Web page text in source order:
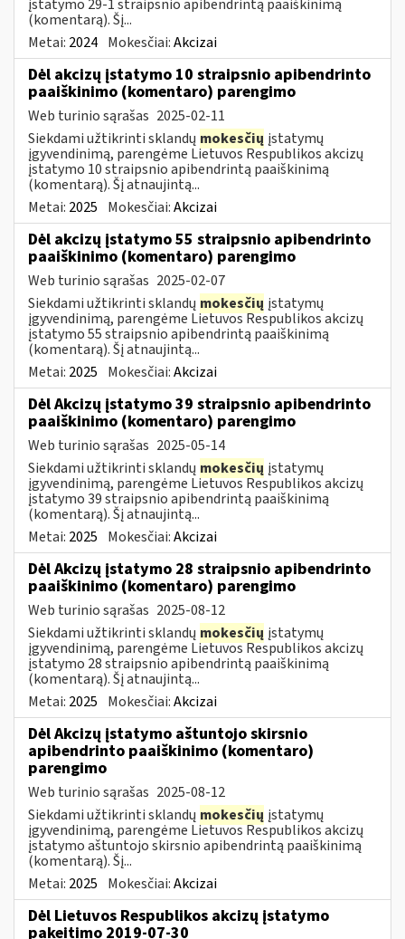
įstatymo 29-1 straipsnio apibendrintą paaiškinimą
(komentarą). Šį...
Metai: 2024 Mokesčiai:Akcizai
Dėl akcizų įstatymo 10 straipsnio apibendrinto
paaiškinimo (komentaro) parengimo
Web turinio sąrašas 2025-02-11
Siekdami užtikrinti sklandų mokesčių įstatymų
įgyvendinimą, parengėme Lietuvos Respublikos akcizų
įstatymo 10 straipsnio apibendrintą paaiškinimą
(komentarą). Šį atnaujintą...
Metai: 2025 Mokesčiai:Akcizai
Dėl akcizų įstatymo 55 straipsnio apibendrinto
paaiškinimo (komentaro) parengimo
Web turinio sąrašas 2025-02-07
Siekdami užtikrinti sklandų mokesčių įstatymų
įgyvendinimą, parengėme Lietuvos Respublikos akcizų
įstatymo 55 straipsnio apibendrintą paaiškinimą
(komentarą). Šį atnaujintą...
Metai: 2025 Mokesčiai:Akcizai
Dėl Akcizų įstatymo 39 straipsnio apibendrinto
paaiškinimo (komentaro) parengimo
Web turinio sąrašas 2025-05-14
Siekdami užtikrinti sklandų mokesčių įstatymų
įgyvendinimą, parengėme Lietuvos Respublikos akcizų
įstatymo 39 straipsnio apibendrintą paaiškinimą
(komentarą). Šį atnaujintą...
Metai: 2025 Mokesčiai:Akcizai
Dėl Akcizų įstatymo 28 straipsnio apibendrinto
paaiškinimo (komentaro) parengimo
Web turinio sąrašas 2025-08-12
Siekdami užtikrinti sklandų mokesčių įstatymų
įgyvendinimą, parengėme Lietuvos Respublikos akcizų
įstatymo 28 straipsnio apibendrintą paaiškinimą
(komentarą). Šį atnaujintą...
Metai: 2025 Mokesčiai:Akcizai
Dėl Akcizų įstatymo aštuntojo skirsnio
apibendrinto paaiškinimo (komentaro)
parengimo
Web turinio sąrašas 2025-08-12
Siekdami užtikrinti sklandų mokesčių įstatymų
įgyvendinimą, parengėme Lietuvos Respublikos akcizų
įstatymo aštuntojo skirsnio apibendrintą paaiškinimą
(komentarą). Šį...
Metai: 2025 Mokesčiai:Akcizai
Dėl Lietuvos Respublikos akcizų įstatymo
pakeitimo 2019-07-30